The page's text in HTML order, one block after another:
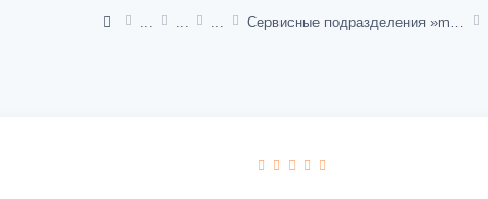
Сервисные подразделения »multifix«